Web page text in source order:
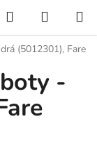
Hledat
KOŠÍK
(5012301), Fare
-